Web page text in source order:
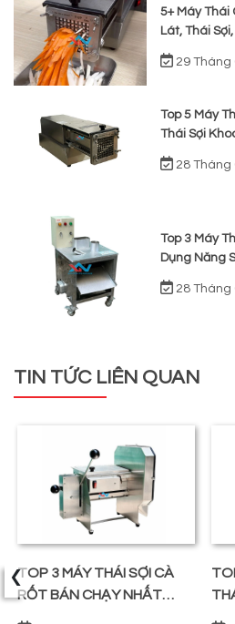
5+ Máy Thái
Lát, Thái
29 Tháng
Top 5 Máy
Thái Sợi
28 Tháng
Top 3 Máy
Dụng Năng
28 Tháng
TIN TỨC LIÊN QUAN
TOP 3 MÁY THÁI SỢI CÀ
RỐT BÁN CHẠY NHẤT
‹